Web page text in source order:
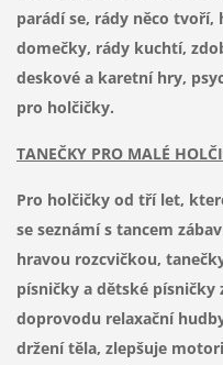
parádí se, rády něco
domečky, rády kuchtí,
deskové a karetní hry,
pro holčičky.
TANEČKY PRO MALÉ
Pro holčičky od tří let,
se seznámí s tancem
hravou rozcvičkou,
písničky a dětské písničky
doprovodu relaxační
držení těla, zlepšuje